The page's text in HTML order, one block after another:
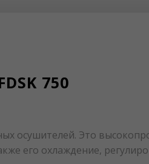
750
осушителей. Это
его охлаждение,